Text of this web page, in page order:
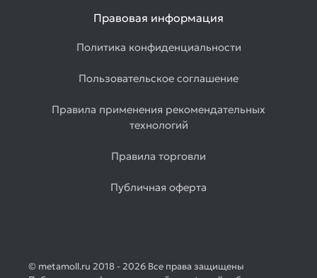
Правовая информация
Политика конфиденциальности
Пользовательское соглашение
Правила применения рекомендательных
технологий
Правила торговли
Публичная оферта
© metamoll.ru 2018 - 2026 Все права защищены